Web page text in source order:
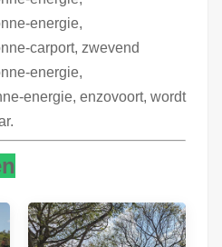
energie,
carport, zwevend
energie,
energie, enzovoort, wordt